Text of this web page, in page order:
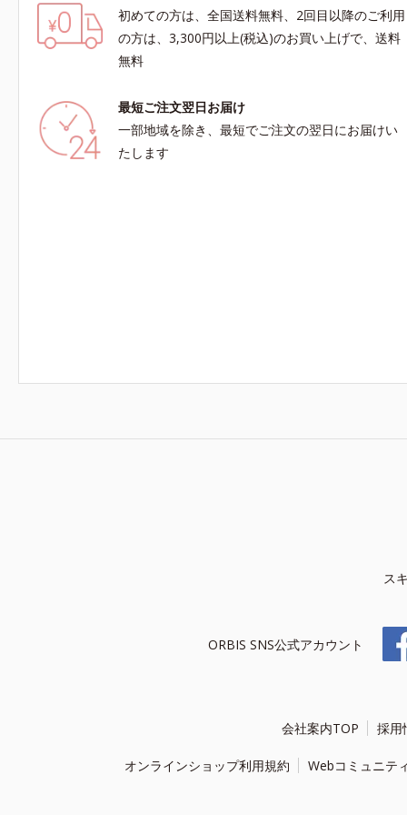
初めての方は、全国送料無料、2回目以降のご利用
の方は、3,300円以上(税込)のお買い上げで、送料
無料
最短ご注文翌日お届け
一部地域を除き、最短でご注文の翌日にお届けい
たします
ス
ORBIS SNS公式アカウント
会社案内TOP 採用
オンラインショップ利用規約 Webコミュニテ